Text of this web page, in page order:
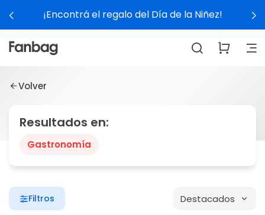
¡Encontrá el regalo del Día de la Niñez!
Volver
Resultados en:
Gastronomía
Filtros Destacados